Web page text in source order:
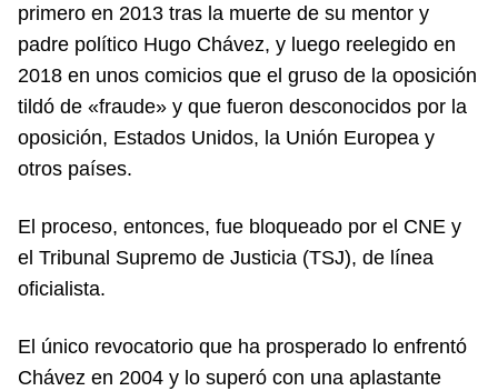
primero en 2013 tras la muerte de su mentor y
padre político Hugo Chávez, y luego reelegido en
2018 en unos comicios que el gruso de la oposición
tildó de «fraude» y que fueron desconocidos por la
oposición, Estados Unidos, la Unión Europea y
otros países.
El proceso, entonces, fue bloqueado por el CNE y
el Tribunal Supremo de Justicia (TSJ), de línea
oficialista.
El único revocatorio que ha prosperado lo enfrentó
Chávez en 2004 y lo superó con una aplastante